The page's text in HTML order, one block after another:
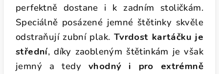
perfektně dostane i k zadním stoličkám.
Speciálně posázené jemné štětinky skvěle
odstraňují zubní plak. Tvrdost kartáčku je
střední, díky zaobleným štětinkám je však
jemný a tedy vhodný i pro extrémně